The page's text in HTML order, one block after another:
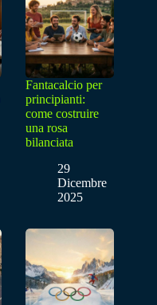
Fantacalcio per
principianti:
come costruire
una rosa
bilanciata
29
Dicembre
2025